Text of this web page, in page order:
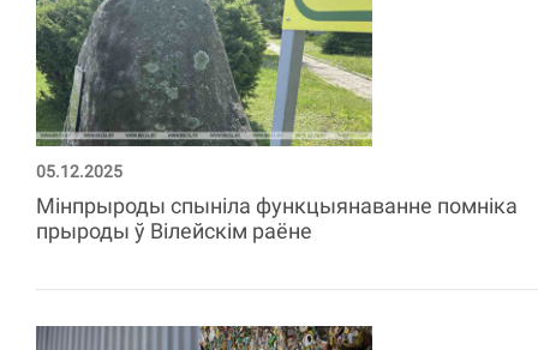
05.12.2025
Мінпрыроды спыніла функцыянаванне помніка
прыроды ў Вілейскім раёне